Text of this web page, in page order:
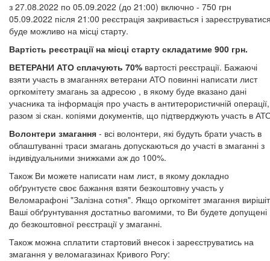
з 27.08.2022 по 05.09.2022 (до 21:00) включно - 750 грн
05.09.2022 після 21:00 реєстрація закривається і
буде можливо на місці старту.
Вартість реєстрації на місці старту складатиме 900 грн.
ВЕТЕРАНИ АТО сплачують 70% вартості реєстрації. Бажаючі
взяти участь в змаганнях ветерани АТО повинні написати лист
оргкомітету змагань за адресою , в якому буде вказано дані
учасника та інформація про участь в антитерористичній операції,
разом зі скан. копіями документів, що підтверджують участь в
Волонтери змагання - всі волонтери, які будуть брати участь в
облаштуванні траси змагань допускаються до участі в змаганні з
індивідуальними знижками аж до 100%.
Також Ви можете написати нам лист, в якому докладно
обґрунтуєте своє бажання взяти безкоштовну участь у
Веломарафоні "Залізна сотня". Якщо оргкомітет змагання
Ваші обґрунтування достатньо вагомими, то Ви будете допущені
до безкоштовної реєстрації у змаганні.
Також можна сплатити стартовий внесок і зареєструватись на
змагання у веломагазинах Кривого Рогу: